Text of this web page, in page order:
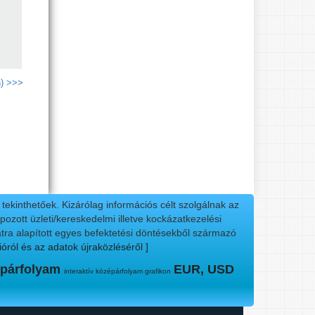
>>>
Kizárólag információs célt szolgálnak az
üzleti/kereskedelmi illetve kockázatkezelési
alapított egyes befektetési döntésekből származó
és az adatok újraközléséről ]
interaktív középárfolyam grafikon EUR, USD